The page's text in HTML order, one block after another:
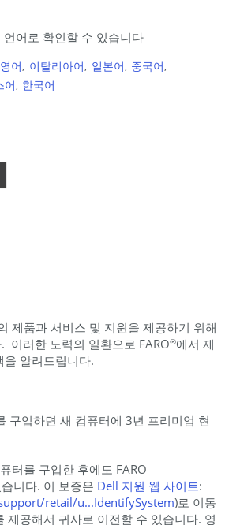
영어 이탈리아어 일본어 중국어
어 한국어
제품과 서비스 및 지원을 제공하기 위해
이러한 노력의 일환으로 FARO®에서 제
을 알려드립니다.
구입하면 새 컴퓨터에 3년 프리미엄 현
터를 구입한 후에도 FARO
니다. 이 보증은 Dell 지원 웹 사이트:
retail/u...IdentifySystem)로 이동
제공해서 귀사로 이전할 수 있습니다. 영